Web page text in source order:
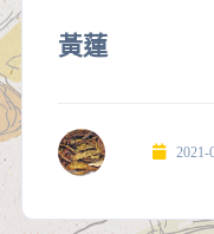
黃蓮
2021-